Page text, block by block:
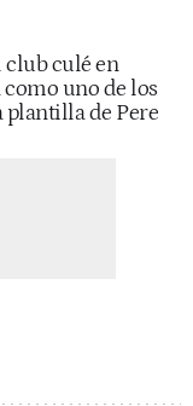
club culé en
uno de los
de Pere